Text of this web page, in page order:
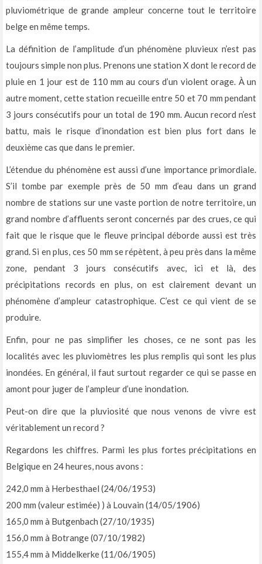
pluviométrique de grande ampleur concerne tout le territoire
belge en même temps.
La définition de l’amplitude d’un phénomène pluvieux n’est pas
toujours simple non plus. Prenons une station X dont le record de
pluie en 1 jour est de 110 mm au cours d’un violent orage. À un
autre moment, cette station recueille entre 50 et 70 mm pendant
3 jours consécutifs pour un total de 190 mm. Aucun record n’est
battu, mais le risque d’inondation est bien plus fort dans le
deuxième cas que dans le premier.
L’étendue du phénomène est aussi d’une importance primordiale.
S’il tombe par exemple près de 50 mm d’eau dans un grand
nombre de stations sur une vaste portion de notre territoire, un
grand nombre d’affluents seront concernés par des crues, ce qui
fait que le risque que le fleuve principal déborde aussi est très
grand. Si en plus, ces 50 mm se répètent, à peu près dans la même
zone, pendant 3 jours consécutifs avec, ici et là, des
précipitations records en plus, on est clairement devant un
phénomène d’ampleur catastrophique. C’est ce qui vient de se
produire.
Enfin, pour ne pas simplifier les choses, ce ne sont pas les
localités avec les pluviomètres les plus remplis qui sont les plus
inondées. En général, il faut surtout regarder ce qui se passe en
amont pour juger de l’ampleur d’une inondation.
Peut-on dire que la pluviosité que nous venons de vivre est
véritablement un record ?
Regardons les chiffres. Parmi les plus fortes précipitations en
Belgique en 24 heures, nous avons :
242,0 mm à Herbesthael (24/06/1953)
200 mm (valeur estimée) ) à Louvain (14/05/1906)
165,0 mm à Butgenbach (27/10/1935)
156,0 mm à Botrange (07/10/1982)
155,4 mm à Middelkerke (11/06/1905)